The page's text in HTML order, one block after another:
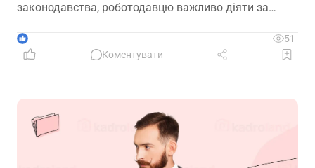
законодавства, роботодавцю важливо діяти за
відновити ключові документи та подбати про їх
надійне зберігання в майбутньому
1
51
Коментувати